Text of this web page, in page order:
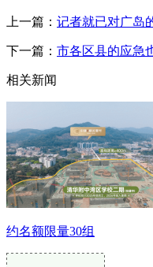
上一篇： 记者就已对广岛
下一篇： 市各区县的应急
相关新闻
约名额限量30组